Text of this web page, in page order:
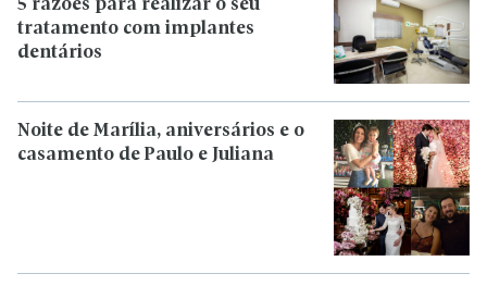
5 razões para realizar o seu
tratamento com implantes
dentários
Noite de Marília, aniversários e o
casamento de Paulo e Juliana